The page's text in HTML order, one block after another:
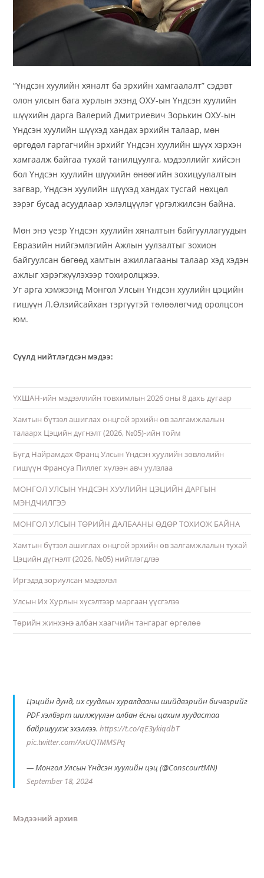
“Үндсэн хуулийн хяналт ба эрхийн хамгаалалт” сэдэвт
олон улсын бага хурлын эхэнд ОХУ-ын Үндсэн хуулийн
шүүхийн дарга Валерий Дмитриевич Зорькин ОХУ-ын
Үндсэн хуулийн шүүхэд хандах эрхийн талаар, мөн
өргөдөл гаргагчийн эрхийг Үндсэн хуулийн шүүх хэрхэн
хамгаалж байгаа тухай танилцуулга, мэдээллийг хийсэн
бол Үндсэн хуулийн шүүхийн өнөөгийн зохицуулалтын
загвар, Үндсэн хуулийн шүүхэд хандах тусгай нөхцөл
зэрэг бусад асуудлаар хэлэлцүүлэг үргэлжилсэн байна.
Мөн энэ үеэр Үндсэн хуулийн хяналтын байгууллагуудын
Евразийн нийгэмлэгийн Ажлын уулзалтыг зохион
байгуулсан бөгөөд хамтын ажиллагааны талаар хэд хэдэн
ажлыг хэрэгжүүлэхээр тохиролцжээ.
Уг арга хэмжээнд Монгол Улсын Үндсэн хуулийн цэцийн
гишүүн Л.Өлзийсайхан тэргүүтэй төлөөлөгчид оролцсон
юм.
Сүүлд нийтлэгдсэн мэдээ:
ҮХШАН-ийн мэдээллийн товхимлын 2026 оны 8 дахь дугаар
Хамтын бүтээл ашиглах онцгой эрхийн өв залгамжлалын
талаарх Цэцийн дүгнэлт (2026, №05)-ийн тойм
Бүгд Найрамдах Франц Улсын Үндсэн хуулийн зөвлөлийн
гишүүн Франсуа Пиллег хүлээн авч уулзлаа
МОНГОЛ УЛСЫН ҮНДСЭН ХУУЛИЙН ЦЭЦИЙН ДАРГЫН
МЭНДЧИЛГЭЭ
МОНГОЛ УЛСЫН ТӨРИЙН ДАЛБААНЫ ӨДӨР ТОХИОЖ БАЙНА
Хамтын бүтээл ашиглах онцгой эрхийн өв залгамжлалын тухай
Цэцийн дүгнэлт (2026, №05) нийтлэгдлээ
Иргэдэд зориулсан мэдээлэл
Улсын Их Хурлын хүсэлтээр маргаан үүсгэлээ
Төрийн жинхэнэ албан хаагчийн тангараг өргөлөө
Цэцийн дунд, их суудлын хуралдааны шийдвэрийн бичвэрийг
PDF хэлбэрт шилжүүлэн албан ёсны цахим хуудастаа
байршуулж эхэллээ.https://t.co/qE3ykiqdbT
pic.twitter.com/AxUQTMMSPq
— Монгол Улсын Үндсэн хуулийн цэц (@ConscourtMN)
September 18, 2024
Мэдээний архив